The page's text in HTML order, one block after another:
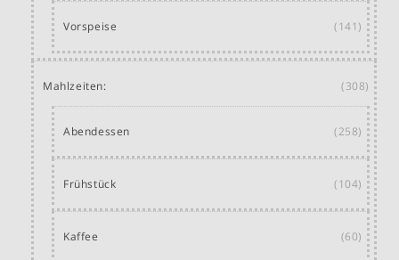
Vorspeise (141)
Mahlzeiten: (308)
Abendessen (258)
Frühstück (104)
Kaffee (60)